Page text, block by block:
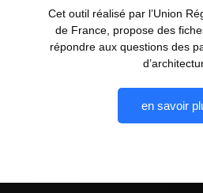
Cet outil réalisé par l’Union
de France, propose des
répondre aux questions des
en savoir